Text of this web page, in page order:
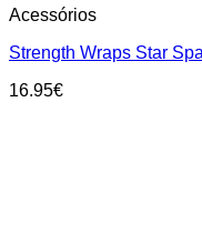
Acessórios
Strength Wraps Star
16.95€